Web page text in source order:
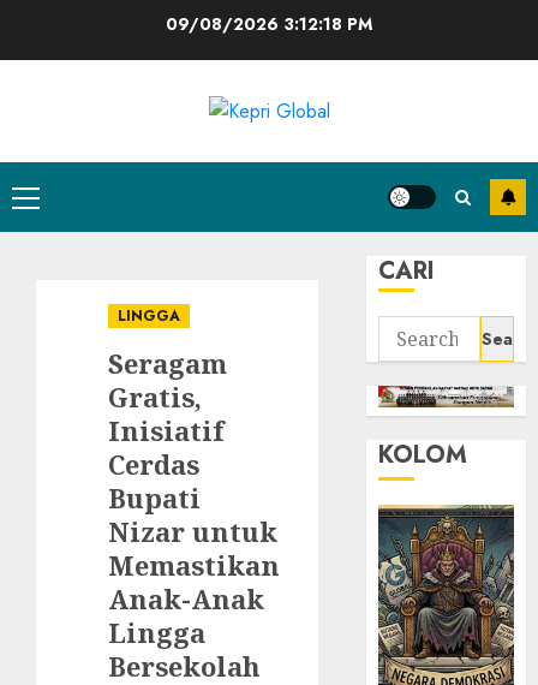
09/08/2026 3:12:19 PM
Primary
Menu
LINGGA
Seragam
Gratis,
Inisiatif
Cerdas
Bupati
Nizar untuk
Memastikan
Anak-Anak
Lingga
Bersekolah
CARI
Search
for:
KOLOM